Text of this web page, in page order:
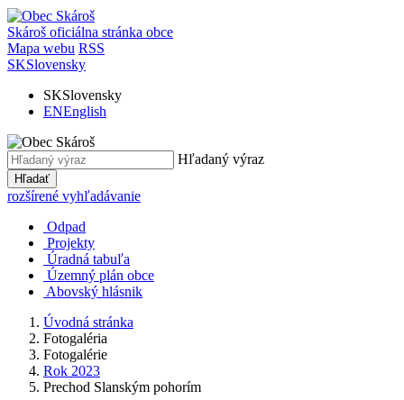
Skároš oficiálna stránka obce
Mapa webu RSS
SKSlovensky
SKSlovensky
ENEnglish
Hľadaný výraz
Hľadať
rozšírené vyhľadávanie
Odpad
Projekty
Úradná tabuľa
Územný plán obce
Abovský hlásnik
Úvodná stránka
Fotogaléria
Fotogalérie
Rok 2023
Prechod Slanským pohorím